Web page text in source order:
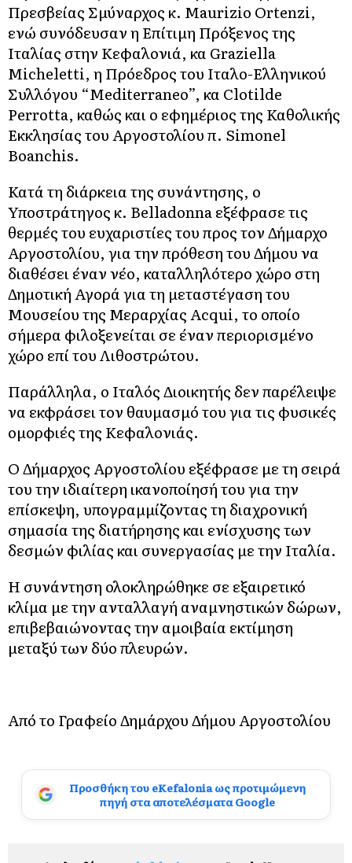
Πρεσβείας Σμύναρχος κ. Maurizio Ortenzi,
ενώ συνόδευσαν η Επίτιμη Πρόξενος της
Ιταλίας στην Κεφαλονιά, κα Graziella
Micheletti, η Πρόεδρος του Ιταλο-Ελληνικού
Συλλόγου “Μediterraneo”, κα Clotilde
Perrotta, καθώς και o εφημέριος της Καθολικής
Εκκλησίας του Αργοστολίου π. Simonel
Boanchis.
Κατά τη διάρκεια της συνάντησης, ο
Υποστράτηγος κ. Belladonna εξέφρασε τις
θερμές του ευχαριστίες του προς τον Δήμαρχο
Αργοστολίου, για την πρόθεση του Δήμου να
διαθέσει έναν νέο, καταλληλότερο χώρο στη
Δημοτική Αγορά για τη μεταστέγαση του
Μουσείου της Μεραρχίας Acqui, το οποίο
σήμερα φιλοξενείται σε έναν περιορισμένο
χώρο επί του Λιθοστρώτου.
Παράλληλα, ο Ιταλός Διοικητής δεν παρέλειψε
να εκφράσει τον θαυμασμό του για τις φυσικές
ομορφιές της Κεφαλονιάς.
Ο Δήμαρχος Αργοστολίου εξέφρασε με τη σειρά
του την ιδιαίτερη ικανοποίησή του για την
επίσκεψη, υπογραμμίζοντας τη διαχρονική
σημασία της διατήρησης και ενίσχυσης των
δεσμών φιλίας και συνεργασίας με την Ιταλία.
Η συνάντηση ολοκληρώθηκε σε εξαιρετικό
κλίμα με την ανταλλαγή αναμνηστικών δώρων,
επιβεβαιώνοντας την αμοιβαία εκτίμηση
μεταξύ των δύο πλευρών.
Από το Γραφείο Δημάρχου Δήμου Αργοστολίου
Προσθήκη του eKefalonia ως προτιμώμενη
πηγή στα αποτελέσματα Google